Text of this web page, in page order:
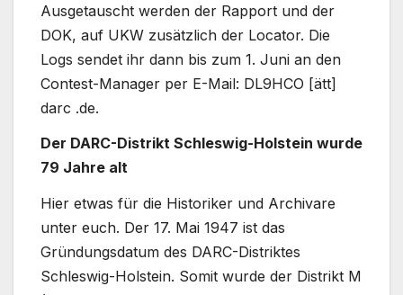
Ausgetauscht werden der Rapport und der
DOK, auf UKW zusätzlich der Locator. Die
Logs sendet ihr dann bis zum 1. Juni an den
Contest-Manager per E-Mail: DL9HCO [ätt]
darc .de.
Der DARC-Distrikt Schleswig-Holstein wurde
79 Jahre alt
Hier etwas für die Historiker und Archivare
unter euch. Der 17. Mai 1947 ist das
Gründungsdatum des DARC-Distriktes
Schleswig-Holstein. Somit wurde der Distrikt M